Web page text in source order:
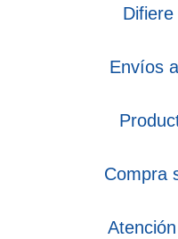
Envíos
Compra